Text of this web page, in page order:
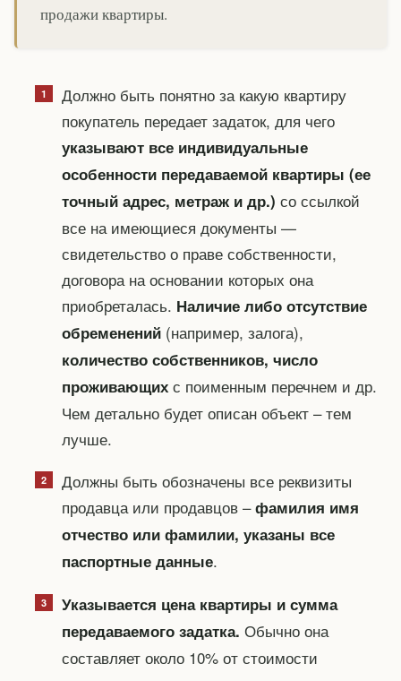
продажи квартиры.
Должно быть понятно за какую квартиру
покупатель передает задаток, для чего
указывают все индивидуальные
особенности передаваемой квартиры (ее
точный адрес, метраж и др.) со ссылкой
все на имеющиеся документы —
свидетельство о праве собственности,
договора на основании которых она
приобреталась. Наличие либо отсутствие
обременений (например, залога),
количество собственников, число
проживающихс поименным перечнем и др.
Чем детально будет описан объект – тем
лучше.
Должны быть обозначены все реквизиты
продавца или продавцов –фамилия имя
отчество или фамилии, указаны все
паспортные данные.
Указывается цена квартиры и сумма
передаваемого задатка. Обычно она
составляет около 10% от стоимости